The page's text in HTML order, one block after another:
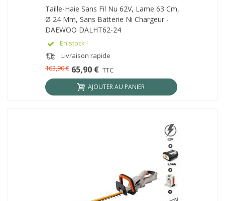
Taille-Haie Sans Fil Nu 62V, Lame 63 Cm,
Ø 24 Mm, Sans Batterie Ni Chargeur -
DAEWOO DALHT62-24
En stock !
Livraison rapide
65,90 € TTC
163,90 €
AJOUTER AU PANIER